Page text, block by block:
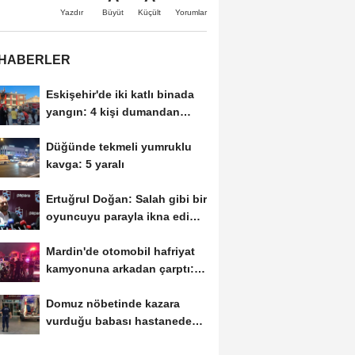
Yazdır Büyüt Küçült Yorumlar
Eskişehir'de iki katlı binada
yangın: 4 kişi dumandan
Düğünde tekmeli yumruklu
kavga: 5 yaralı
Ertuğrul Doğan: Salah gibi bir
oyuncuyu parayla ikna edip
Mardin'de otomobil hafriyat
kamyonuna arkadan çarptı: 1
Domuz nöbetinde kazara
vurduğu babası hastanede